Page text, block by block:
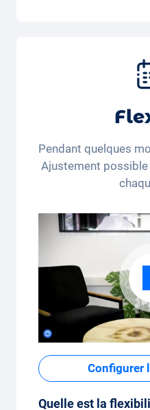
pneus et autres
Pendant quelques
Ajustement
Configurer
Quelle est la